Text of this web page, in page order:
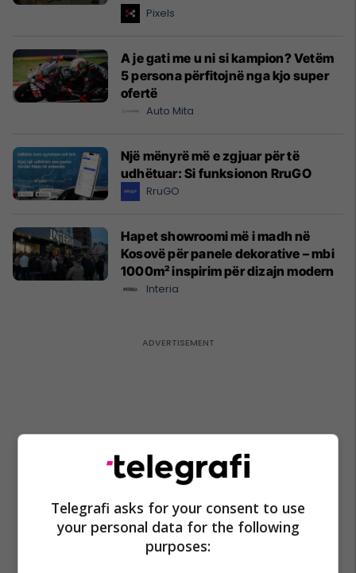
Pixels
A je gati me u ni si kampion? Vetëm
5 persona përfitojnë nga kjo super
ofertë
Auto Mita
Një mënyrë më e zgjuar për të
udhëtuar: Si funksionon RruGO
RruGO
Hapet showroomi më i madh në
Kosovë për panele dekorative – mbi
1000m² inspirim për dizajn modern
Interia
Telegrafi asks for your consent to use
your personal data for the following
purposes: